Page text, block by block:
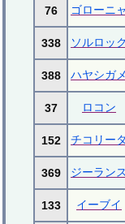
76 ゴローニャ
338 ソルロック
388 ハヤシガメ
37 ロコン
152 チコリータ
369 ジーランス
133 イーブイ